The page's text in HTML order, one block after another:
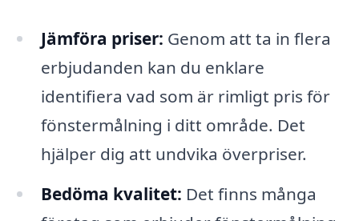
Jämföra priser: Genom att ta in flera
erbjudanden kan du enklare
identifiera vad som är rimligt pris för
fönstermålning i ditt område. Det
hjälper dig att undvika överpriser.
Bedöma kvalitet: Det finns många